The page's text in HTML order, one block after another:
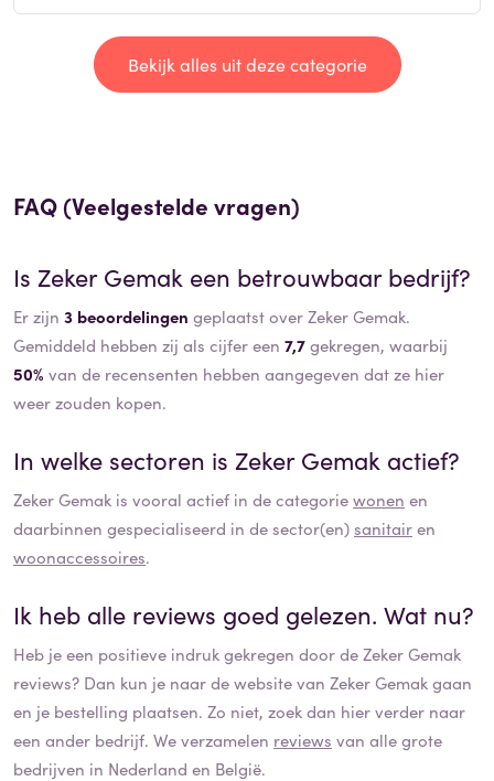
Bekijk alles uit deze categorie
FAQ (Veelgestelde vragen)
Is Zeker Gemak een betrouwbaar bedrijf?
Er zijn 3 beoordelingen geplaatst over Zeker Gemak.
Gemiddeld hebben zij als cijfer een 7,7gekregen, waarbij
50% van de recensenten hebben aangegeven dat ze hier
weer zouden kopen.
In welke sectoren is Zeker Gemak actief?
Zeker Gemak is vooral actief in de categoriewonen en
daarbinnen gespecialiseerd in de sector(en)sanitairen
woonaccessoires.
Ik heb alle reviews goed gelezen. Wat nu?
Heb je een positieve indruk gekregen door deZeker Gemak
reviews? Dan kun je naar de website van Zeker Gemakgaan
en je bestelling plaatsen. Zo niet, zoek dan hier verder naar
een ander bedrijf. We verzamelen reviews van alle grote
bedrijven in Nederland en België.